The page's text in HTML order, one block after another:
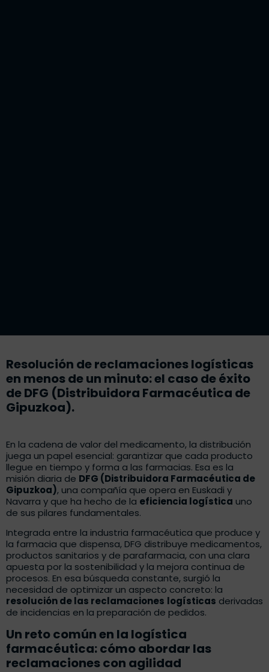
Resolución de reclamaciones logísticas
en menos de un minuto: el caso de éxito
de DFG (Distribuidora Farmacéutica de
Gipuzkoa).
En la cadena de valor del medicamento, la distribución
juega un papel esencial: garantizar que cada producto
llegue en tiempo y forma a las farmacias. Esa es la
misión diaria de DFG (Distribuidora Farmacéutica de
Gipuzkoa), una compañía que opera en Euskadi y
Navarra y que ha hecho de la eficiencia logística uno
de sus pilares fundamentales.
Integrada entre la industria farmacéutica que produce y
la farmacia que dispensa, DFG distribuye medicamentos,
productos sanitarios y de parafarmacia, con una clara
apuesta por la sostenibilidad y la mejora continua de
procesos. En esa búsqueda constante, surgió la
necesidad de optimizar un aspecto concreto: la
resolución de las reclamaciones logísticas derivadas
de incidencias en la preparación de pedidos.
Un reto común en la logística
farmacéutica: cómo abordar las
reclamaciones con agilidad